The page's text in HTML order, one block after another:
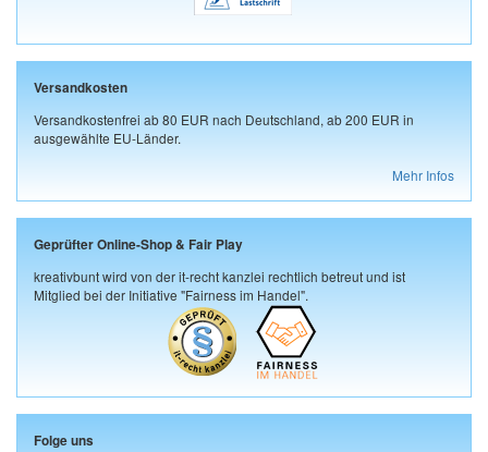
Versandkosten
Versandkostenfrei ab 80 EUR nach Deutschland, ab 200 EUR in
ausgewählte EU-Länder.
Mehr Infos
Geprüfter Online-Shop & Fair Play
kreativbunt wird von der it-recht kanzlei rechtlich betreut und ist
Mitglied bei der Initiative "Fairness im Handel".
Folge uns